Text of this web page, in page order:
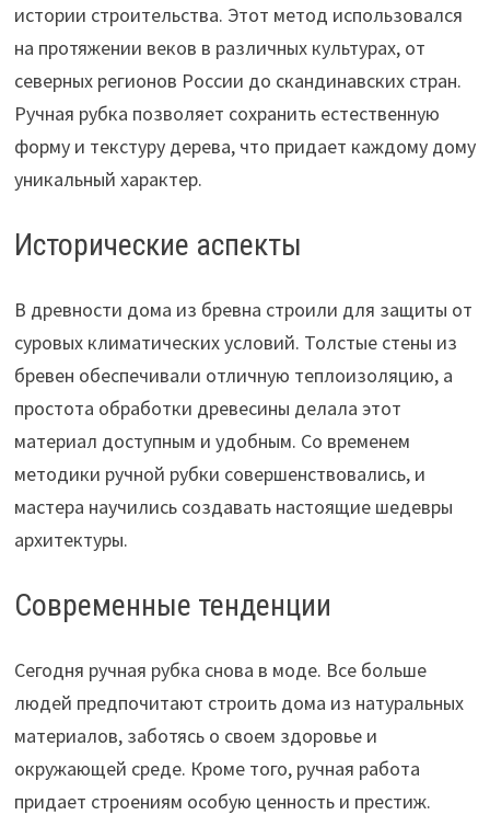
истории строительства. Этот метод использовался
на протяжении веков в различных культурах, от
северных регионов России до скандинавских стран.
Ручная рубка позволяет сохранить естественную
форму и текстуру дерева, что придает каждому дому
уникальный характер.
Исторические аспекты
В древности дома из бревна строили для защиты от
суровых климатических условий. Толстые стены из
бревен обеспечивали отличную теплоизоляцию, а
простота обработки древесины делала этот
материал доступным и удобным. Со временем
методики ручной рубки совершенствовались, и
мастера научились создавать настоящие шедевры
архитектуры.
Современные тенденции
Сегодня ручная рубка снова в моде. Все больше
людей предпочитают строить дома из натуральных
материалов, заботясь о своем здоровье и
окружающей среде. Кроме того, ручная работа
придает строениям особую ценность и престиж.